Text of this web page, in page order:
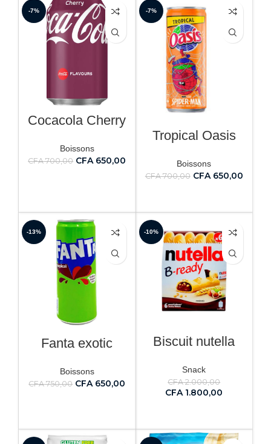
-7%
Cocacola Cherry
Boissons
CFA700,00 CFA 650,00
-7%
Tropical Oasis
Boissons
CFA700,00 CFA650,00
-13%
Fanta exotic
Boissons
CFA750,00 CFA650,00
-10%
Biscuit nutella
Snack
CFA2.000,00
CFA1.800,00